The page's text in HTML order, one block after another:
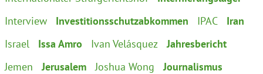
Interview
Investitionsschutzabkommen IPAC
Iran
Israel
Issa Amro Ivan Velásquez
Jahresbericht
Jemen
Jerusalem Joshua Wong
Journalismus